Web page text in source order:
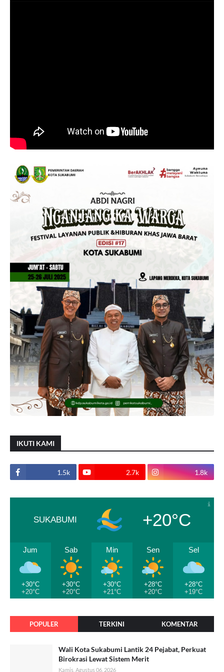
IKUTI KAMI
1.5k 2.7k 1.8k
SUKABUMI +20°C
Jum
+30°C
+20°C
Sab
+30°C
+20°C
Min
+30°C
+21°C
Sen
+28°C
+20°C
Sel
+28°C
+19°C
POPULER TERKINI KOMENTAR
Wali Kota Sukabumi Lantik 24 Pejabat, Perkuat
Birokrasi Lewat Sistem Merit
Kamis, Agustus 06, 2026